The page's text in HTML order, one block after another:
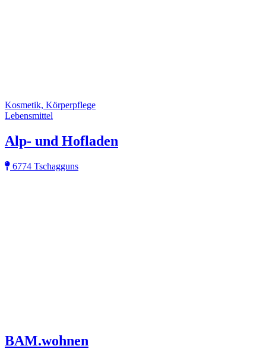
Kosmetik, Körperpflege
Lebensmittel
Alp- und Hofladen
6774 Tschagguns
BAM.wohnen